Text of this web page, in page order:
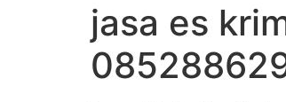
jasa es